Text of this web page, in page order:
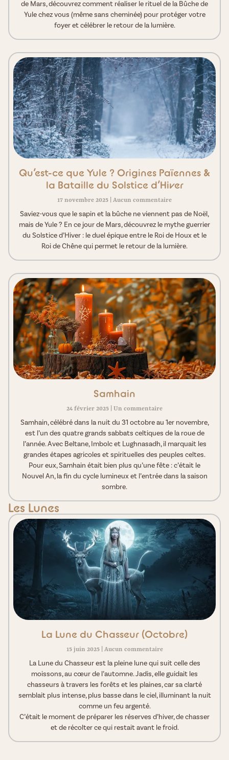
de Mars, découvrez comment réaliser le rituel de la Bûche de
Yule chez vous (même sans cheminée) pour protéger votre
foyer et célébrer le retour de la lumière.
Qu’est-ce que Yule ? Origines Païennes &
la Bataille du Solstice d’Hiver
17 novembre 2025 Aucun commentaire
Saviez-vous que le sapin et la bûche ne viennent pas de Noël,
mais de Yule ? En ce jour de Mars, découvrez le mythe guerrier
du Solstice d’Hiver : le duel épique entre le Roi de Houx et le
Roi de Chêne qui permet le retour de la lumière.
Samhain
24 février 2025 Un commentaire
Samhain, célébré dans la nuit du 31 octobre au 1er novembre,
est l’un des quatre grands sabbats celtiques de la roue de
l’année. Avec Beltane, Imbolc et Lughnasadh, il marquait les
grandes étapes agricoles et spirituelles des peuples celtes.
Pour eux, Samhain était bien plus qu’une fête : c’était le
Nouvel An, la fin du cycle lumineux et l’entrée dans la saison
sombre.
Les Lunes
La Lune du Chasseur (Octobre)
15 juin 2025 Aucun commentaire
La Lune du Chasseur est la pleine lune qui suit celle des
moissons, au cœur de l’automne. Jadis, elle guidait les
chasseurs à travers les forêts et les plaines, car sa clarté
semblait plus intense, plus basse dans le ciel, illuminant la nuit
comme un feu argenté.
C’était le moment de préparer les réserves d’hiver, de chasser
et de récolter ce qui restait avant le froid.